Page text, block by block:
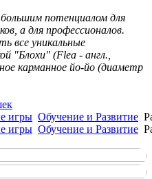
потенциалом для
а для профессионалов.
все уникальные
"Блохи" (Flea - англ.,
карманное йо-йо (диаметр
игры Обучение и Развитие
игры Обучение и Развитие